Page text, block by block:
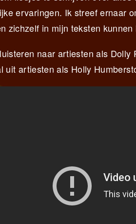
ervaringen. Ik streef ernaar
zichzelf in mijn teksten kunnen
naar artiesten als
uit artiesten als Holly